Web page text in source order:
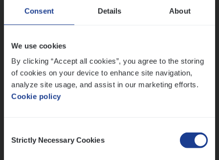
Consent Details About
We use cookies
By clicking “Accept all cookies”, you agree to the storing
of cookies on your device to enhance site navigation,
analyze site usage, and assist in our marketing efforts.
Cookie policy
Selection
Strictly Necessary Cookies
Thalia zoekt graag oplossingen, in games én op het
werk
Ons sollicitatieproces